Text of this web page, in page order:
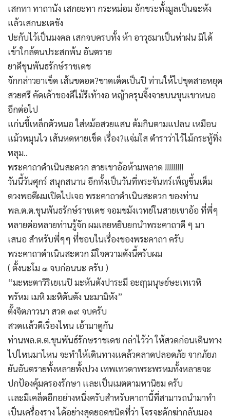
เสกทา ทาถานัง เสกยะทา กระหม่อม อักขระทั้งมูลเป็นฉะหัง
แล้วเสกนะเตชัง
ปะกับไว้เป็นมงคล เสกจบครบทั้ง ห้า อาวุธมาเป็นห่าฝน มิได้
เข้าใกล้ตนประสกพ้น อันตราย
ยาดีขุนพันธรักษ์ราชเดช
จักกล่าวยาเข็ด เส้นขดอด?ขาดเด็ดเป็นปี ท่านให้ไปขุดสายหยุด
สวยศรี คัดเค้าของดีไม้รึเท้างอ หญ้าครุนจิ้งจายบนขุนเขาหนอ
อีกต่อไป
แก่นขี้เหล็กตัวหมอ ใส่หม้อสวยแสน ต้มกินตามแปลน เหมือน
แม้วหมุนไว เส้นหดหายเข็ด เรื่อง?แจ่มใส ตำราว่าไว้ไม้กระทู้ทิ่ง
หลุม..
พระคาถาดำเนินสะดวก สายเขาอ้อห้ามพลาด !!!!!!!!!
วันนี้วันศุกร์ สนุกสนาน อีกทั้งเป็นวันที่พระจันทร์เพ็ญขึ้นเต็ม
ดวงพอดีผมเปิดไปเจอ พระคาถาดำเนินสะดวก ของท่าน
พล.ต.ต.ขุนพันธรักษ์ราชเดช จอมขมังเวทย์ในสายเขาอ้อ ที่พี่ๆ
หลายต่อหลายท่านรู้จัก ผมเลยหยิบยกนำพระคาถาดี ๆ มา
เสนอ สำหรับพี่ๆๆ ที่ชอบในเรื่องของพระคาถา ครับ
พระคาถาดำเนินสะดวก มีใจความดังนี้ครับผม
( ตั้งนะโม ๓ จบก่อนนะ ครับ )
“มะหะตาวิริเยเนปิ มะหันตังปาระมี อะฤๅมนุษย์ษะเทเวหิ
พรัหม เมหิ มะหิตันตัง นะมามิหัง”
ตั้งจิตภาวนา สวด ๑๙ จบครับ
สวดเเล้วดีเรื่องไหน เอ้ามาดูกัน
ท่านพล.ต.ต.ขุนพันธ์รักษราชเดช กล่าไว้ว่า ให้สวดก่อนเดินทาง
ไปไหนมาไหน จะทำให้เดินทางเเคล้วคลาดปลอดภัย จากภัยภ
ยันอันตรายทั้งหลายทั้งปวง เทพเทวดาพระพรหมทั้งหลายจะ
ปกป้องคุ้มครองรักษา เเละเป็นเมตตามหานิยม ครับ
เเละมีเคล็ดอีกอย่างหนึ่งครับสำหรับคาถานี้ที่สามารถนำมาทำ
เป็นเครื่องราง ได้อย่างสุดยอดชนิดที่ว่า โจรจะดักฆ่ากลับมอง